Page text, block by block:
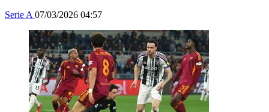
Serie A 07/03/2026 04:57